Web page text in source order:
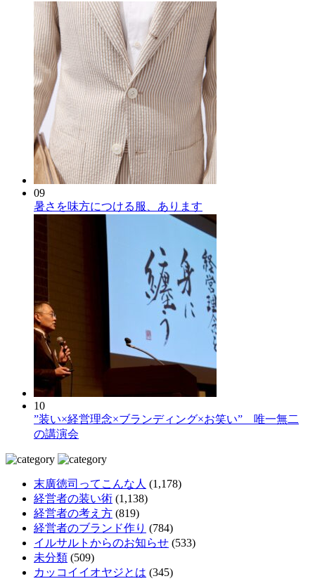
09
暑さを味方につける服、あります
10
”装い×経営理念×ブランディング×お笑い” 唯一無二
の講演会
末廣徳司ってこんな人 (1,178)
経営者の装い術 (1,138)
経営者の考え方 (819)
経営者のブランド作り (784)
イルサルトからのお知らせ (533)
未分類 (509)
カッコイイオヤジとは (345)